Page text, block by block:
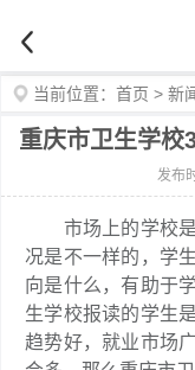
当前位置： 首页 > 新
重庆市卫生学校
发布
市场上的学校是
况是不一样的，学
向是什么，有助于
生学校报读的学生
趋势好，就业市场